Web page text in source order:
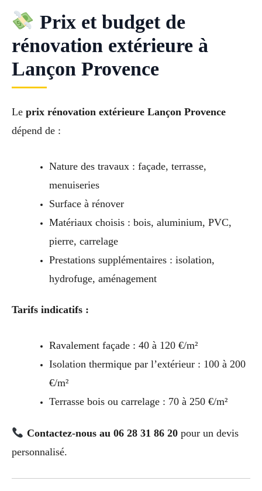
Prix et budget de
rénovation extérieure à
Lançon Provence
Le prix rénovation extérieure Lançon Provence
dépend de :
Nature des travaux : façade, terrasse,
menuiseries
Surface à rénover
Matériaux choisis : bois, aluminium, PVC,
pierre, carrelage
Prestations supplémentaires : isolation,
hydrofuge, aménagement
Tarifs indicatifs :
Ravalement façade : 40 à 120 €/m²
Isolation thermique par l’extérieur : 100 à 200
€/m²
Terrasse bois ou carrelage : 70 à 250 €/m²
Contactez-nous au 06 28 31 86 20pour un devis
personnalisé.